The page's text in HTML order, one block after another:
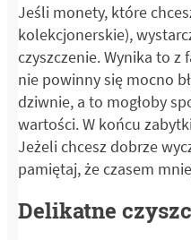
Jeśli monety, które
kolekcjonerskie),
czyszczenie. Wynika to
nie powinny się mocno
dziwnie, a to mogłoby
wartości. W końcu
Jeżeli chcesz dobrze
pamiętaj, że czasem
Delikatne